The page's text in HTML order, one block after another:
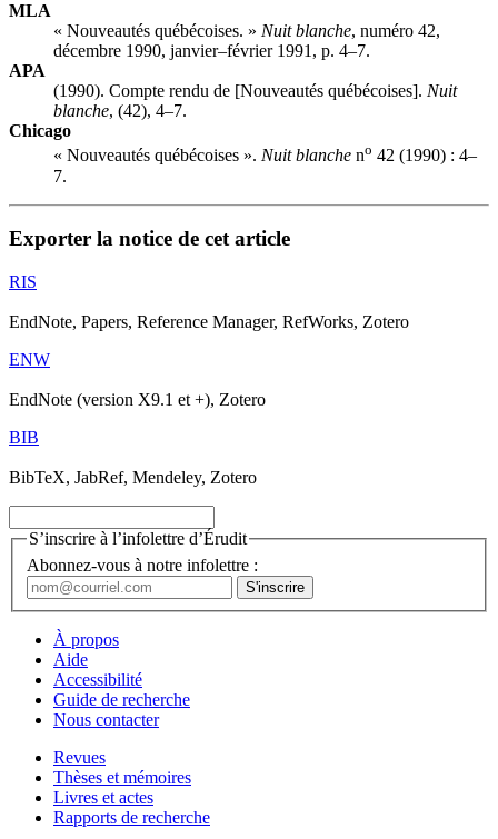
MLA
« Nouveautés québécoises. » Nuit blanche, numéro 42,
décembre 1990, janvier–février 1991, p. 4–7.
APA
(1990). Compte rendu de [Nouveautés québécoises]. Nuit
blanche, (42), 4–7.
Chicago
« Nouveautés québécoises ». Nuit blanche no 42 (1990) : 4–
7.
Exporter la notice de cet article
RIS
EndNote, Papers, Reference Manager, RefWorks, Zotero
ENW
EndNote (version X9.1 et +), Zotero
BIB
BibTeX, JabRef, Mendeley, Zotero
S’inscrire à l’infolettre d’Érudit
Abonnez-vous à notre infolettre :
À propos
Aide
Accessibilité
Guide de recherche
Nous contacter
Revues
Thèses et mémoires
Livres et actes
Rapports de recherche